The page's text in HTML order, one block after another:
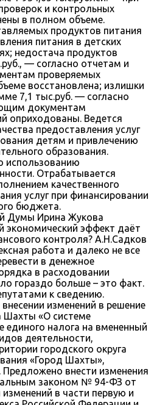
и контрольных
в полном объеме.
продуктов питания
питания в детских
недостача продуктов
— согласно отчетам и
проверяемых
восстановлена; излишки
7,1 тыс.руб. — согласно
документам
оприходованы. Ведется
предоставления услуг
детям и привлечению
образования.
использованию
Отрабатывается
качественного
услуг при финансировании
бюджета.
Думы Ирина Жукова
экономический эффект даёт
контроля? А.Н.Садков
работа и далеко не все
в денежное
в расходовании
гораздо больше – это факт.
к сведению.
изменений в решение
Шахты «О системе
единого налога на вмененный
деятельности,
городского округа
«Город Шахты»,
внести изменения
законом № 94-ФЗ от
изменений в части первую и